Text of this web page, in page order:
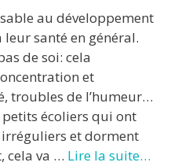
au développement
santé en général.
de soi: cela
et
troubles de l’humeur…
écoliers qui ont
et dorment
cela va … Lire la suite…